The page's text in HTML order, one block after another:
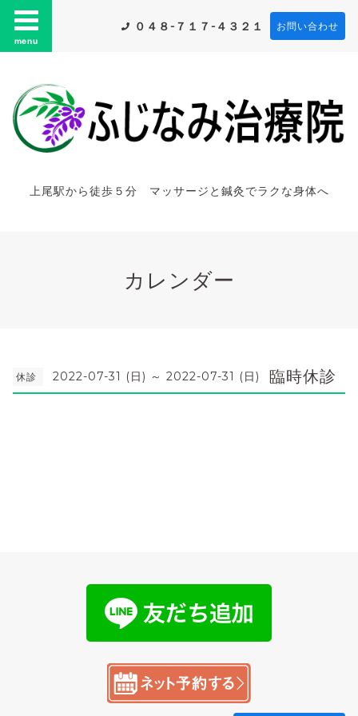
menu
０４８-７１７-４３２１ お問い合わせ
上尾駅から徒歩５分 マッサージと鍼灸でラクな身体へ
カレンダー
休診 2022-07-31 (日) ～ 2022-07-31 (日) 臨時休診